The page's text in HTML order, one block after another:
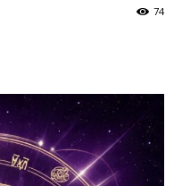
74